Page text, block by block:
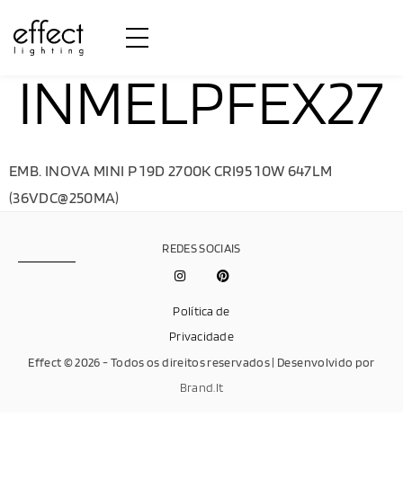
INMELPFEX27
EMB. INOVA MINI P 19D 2700K CRI95 10W 647LM
(36VDC@250MA)
Effect © 2026 - Todos os direitos reservados | Desenvolvido por
Brand.It
Política de
Privacidade
REDES SOCIAIS